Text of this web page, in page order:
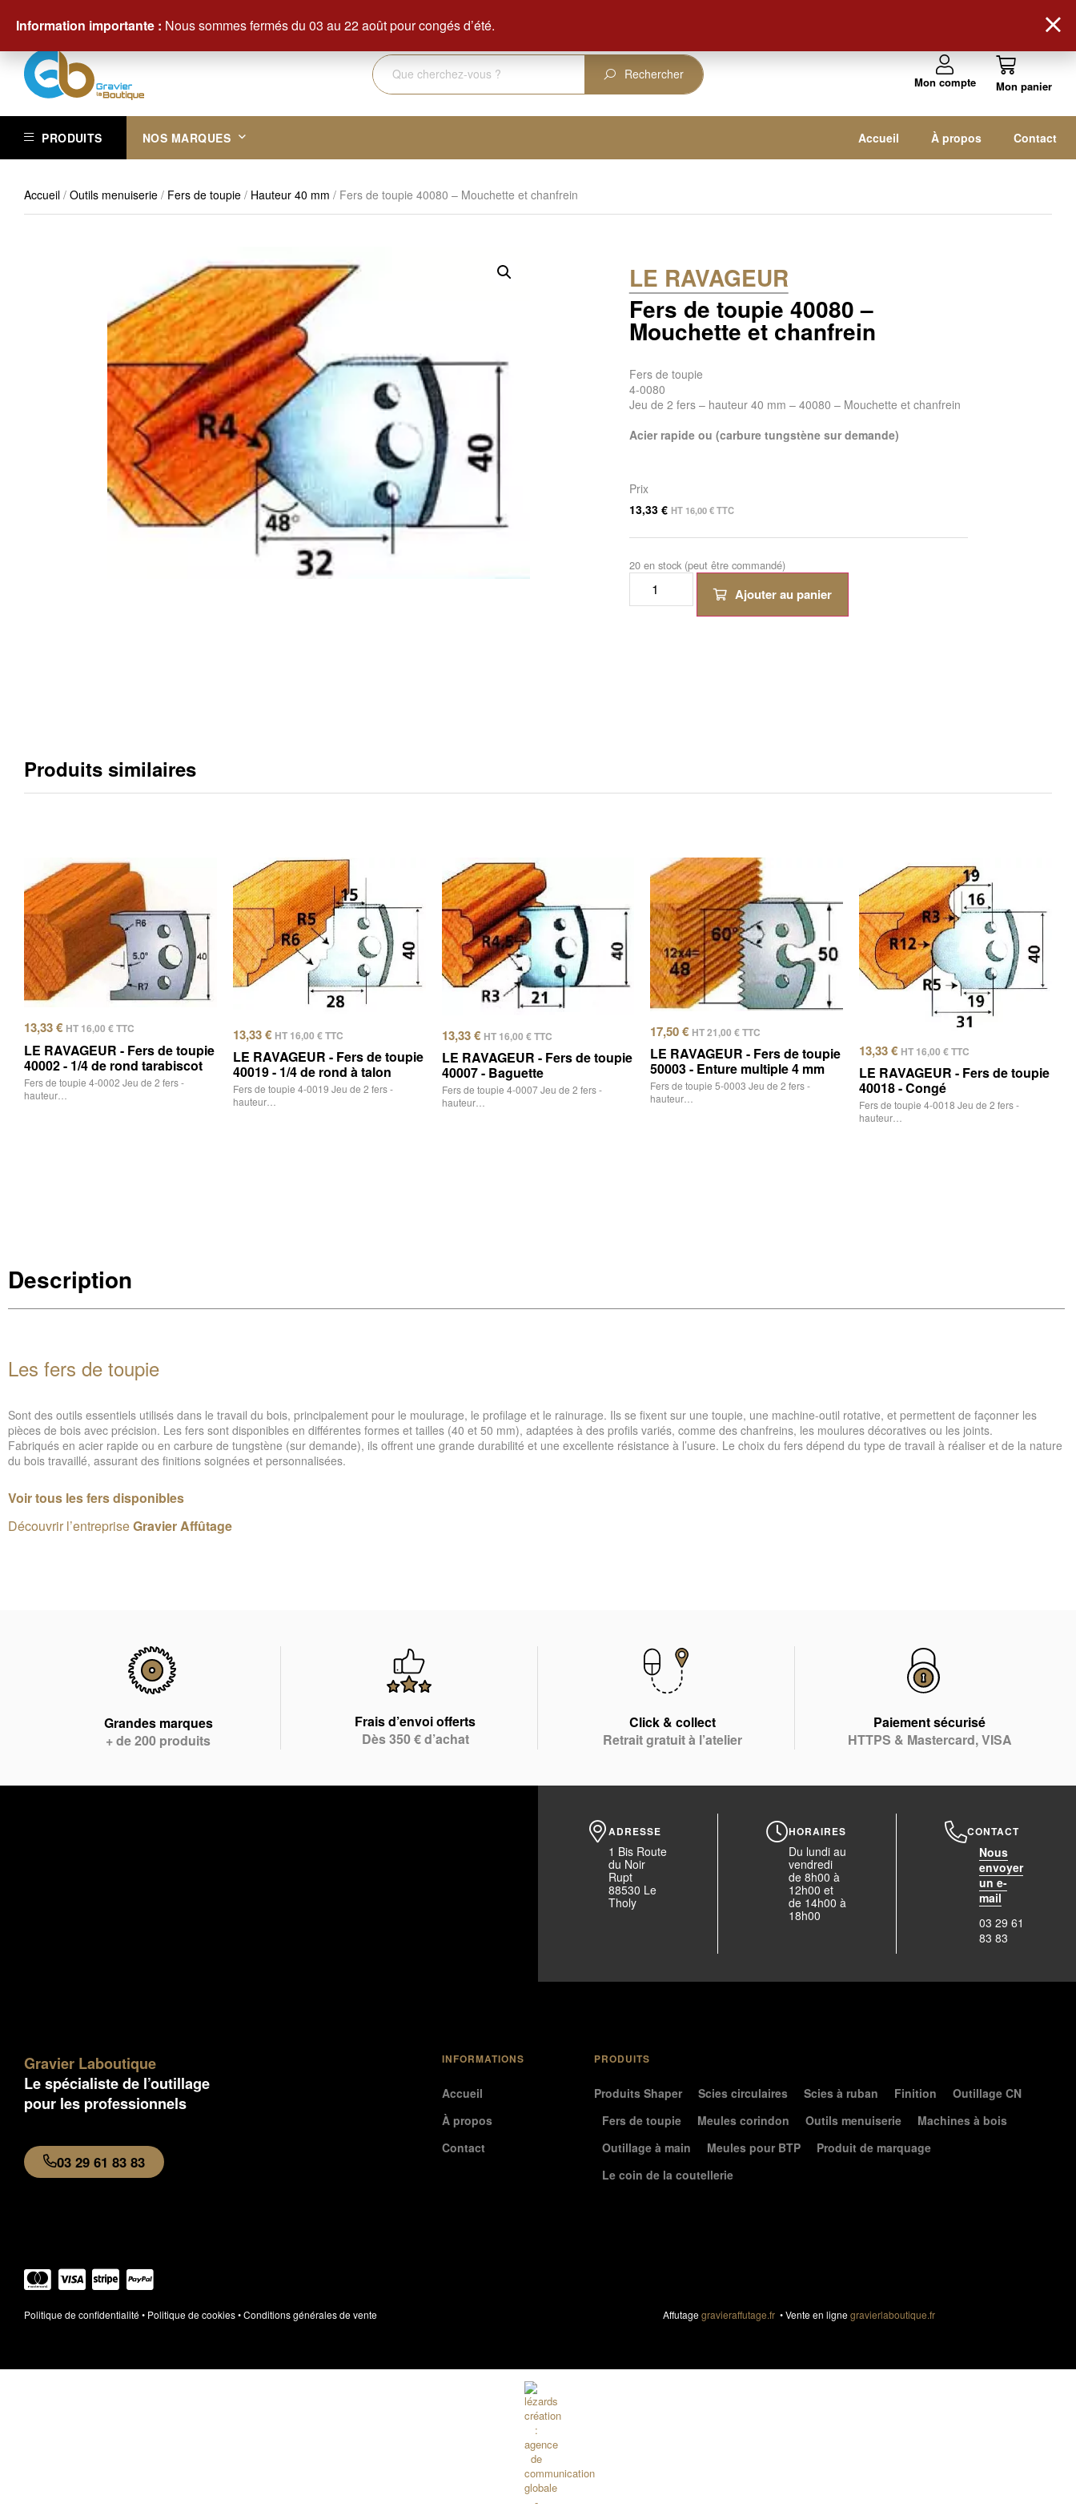
ENVOI GRATUIT DÈS 350 € D'ACHAT
Rechercher Mon compte
PRODUITS NOS MARQUES Accueil À propos Contact
Accueil / Outils menuiserie / Fers de toupie / Hauteur 40 mm / Fers de toupie 40080 – Mouchette et chanfrein
LE RAVAGEUR
Fers de toupie 40080 –
Mouchette et chanfrein
Fers de toupie
4-0080
Jeu de 2 fers – hauteur 40 mm – 40080 – Mouchette et chanfrein
Acier rapide ou (carbure tungstène sur demande)
Prix
13,33 € HT 16,00€TTC
20 en stock (peut être commandé)
Ajouter au panier
Produits similaires
13,33€ HT 16,00 €TTC
LE RAVAGEUR - Fers de toupie
40002 - 1/4 de rond tarabiscot
Fers de toupie 4-0002 Jeu de 2 fers -
hauteur…
13,33€ HT 16,00 €TTC
LE RAVAGEUR - Fers de toupie
40019 - 1/4 de rond à talon
Fers de toupie 4-0019 Jeu de 2 fers -
hauteur…
13,33€ HT 16,00 €TTC
LE RAVAGEUR - Fers de toupie
40007 - Baguette
Fers de toupie 4-0007 Jeu de 2 fers -
hauteur…
17,50€ HT21,00€TTC
LE RAVAGEUR - Fers de toupie
50003 - Enture multiple 4 mm
Fers de toupie 5-0003 Jeu de 2 fers -
hauteur…
13,33€ HT 16,00€TTC
LE RAVAGEUR - Fers de toupie
40018 - Congé
Fers de toupie 4-0018 Jeu de 2 fers -
hauteur…
Description
Les fers de toupie
Sont des outils essentiels utilisés dans le travail du bois, principalement pour le moulurage, le profilage et le rainurage. Ils se fixent sur une toupie, une machine-outil rotative, et permettent de façonner les
pièces de bois avec précision. Les fers sont disponibles en différentes formes et tailles (40 et 50 mm), adaptées à des profils variés, comme des chanfreins, les moulures décoratives ou les joints.
Fabriqués en acier rapide ou en carbure de tungstène (sur demande), ils offrent une grande durabilité et une excellente résistance à l’usure. Le choix du fers dépend du type de travail à réaliser et de la nature
du bois travaillé, assurant des finitions soignées et personnalisées.
Voir tous les fers disponibles
Découvrir l’entrepriseGravier Affûtage
Grandes marques
+ de 200 produits
Frais d’envoi offerts
Dès 350 € d’achat
Click & collect
Retrait gratuit à l’atelier
Paiement sécurisé
HTTPS & Mastercard, VISA
ADRESSE
1 Bis Route
du Noir
Rupt
88530 Le
Tholy
HORAIRES
Du lundi au
vendredi
de 8h00 à
12h00 et
de 14h00 à
18h00
CONTACT
Nous
envoyer
un e-
mail
03 29 61
83 83
Gravier Laboutique
Le spécialiste de l’outillage
pour les professionnels
03 29 61 83 83
INFORMATIONS
Accueil
À propos
Contact
PRODUITS
Produits Shaper Scies circulaires Scies à ruban Finition
Outillage CN
Fers de toupie
Meules corindon Outils menuiserie
Machines à bois
Outillage à main
Meules pour BTP
Produit de marquage
Le coin de la coutellerie
Politique de confidentialité• Politique de cookies•Conditions générales de vente Affutagegravieraffutage.fr • Vente en lignegravierlaboutique.fr
Information importante : Nous sommes fermés du 03 au 22 août pour congés d’été.